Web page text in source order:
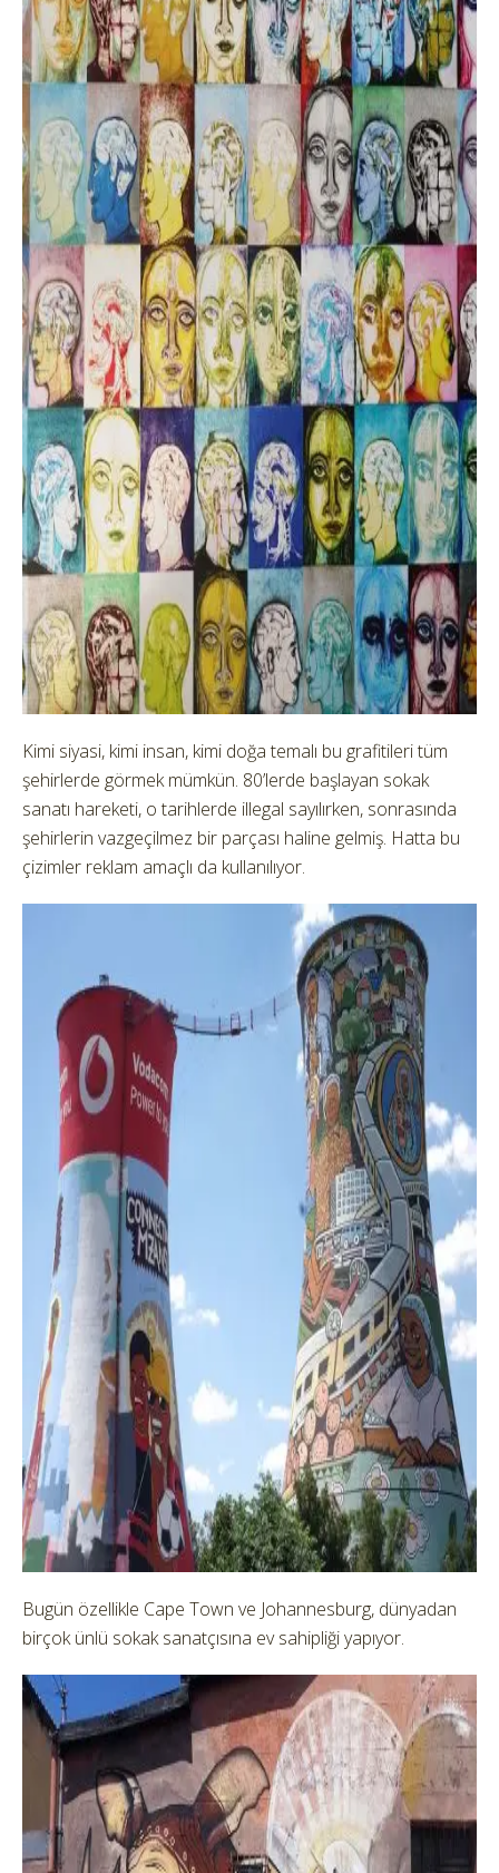
Kimi siyasi, kimi insan, kimi doğa temalı bu grafitileri tüm
şehirlerde görmek mümkün. 80’lerde başlayan sokak
sanatı hareketi, o tarihlerde illegal sayılırken, sonrasında
şehirlerin vazgeçilmez bir parçası haline gelmiş. Hatta bu
çizimler reklam amaçlı da kullanılıyor.
Bugün özellikle Cape Town ve Johannesburg, dünyadan
birçok ünlü sokak sanatçısına ev sahipliği yapıyor.